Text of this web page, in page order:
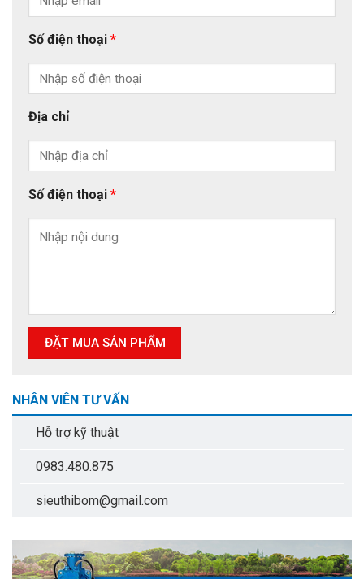
Số điện thoại *
Địa chỉ
Số điện thoại *
NHÂN VIÊN TƯ VẤN
Hỗ trợ kỹ thuật
0983.480.875
sieuthibom@gmail.com